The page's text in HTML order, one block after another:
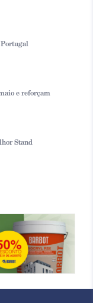
Portugal
e reforçam
Stand